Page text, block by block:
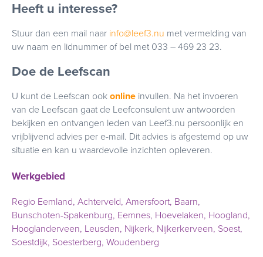
Heeft u interesse?
Stuur dan een mail naar info@leef3.nu met vermelding van
uw naam en lidnummer of bel met 033 – 469 23 23.
Doe de Leefscan
U kunt de Leefscan ook online invullen. Na het invoeren
van de Leefscan gaat de Leefconsulent uw antwoorden
bekijken en ontvangen leden van Leef3.nu persoonlijk en
vrijblijvend advies per e-mail. Dit advies is afgestemd op uw
situatie en kan u waardevolle inzichten opleveren.
Werkgebied
Regio Eemland, Achterveld, Amersfoort, Baarn,
Bunschoten-Spakenburg, Eemnes, Hoevelaken, Hoogland,
Hooglanderveen, Leusden, Nijkerk, Nijkerkerveen, Soest,
Soestdijk, Soesterberg, Woudenberg